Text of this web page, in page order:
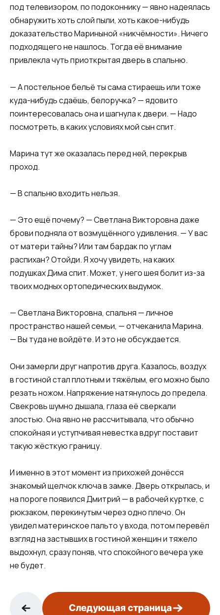
под телевизором, по подоконнику — явно надеялась
обнаружить хоть слой пыли, хоть какое-нибудь
доказательство Мариныной «никчёмности». Ничего
подходящего не нашлось. Тогда её внимание
привлекла чуть приоткрытая дверь в спальню.
— А постельное бельё ты сама стираешь или тоже
куда-нибудь сдаёшь, белоручка? — ядовито
поинтересовалась она и шагнула к двери. — Надо
посмотреть, в каких условиях мой сын спит.
Марина тут же оказалась перед ней, перекрыв
проход.
— В спальню входить нельзя.
— Это ещё почему? — Светлана Викторовна даже
брови подняла от возмущённого удивления. — У вас
от матери тайны? Или там бардак по углам
распихан? Отойди. Я хочу увидеть, на каких
подушках Дима спит. Может, у него шея болит из-за
твоих модных ортопедических выдумок.
— Светлана Викторовна, спальня — личное
пространство нашей семьи, — отчеканила Марина.
— Вы туда не войдёте. И это не обсуждается.
Они замерли друг напротив друга. Казалось, воздух
в гостиной стал плотным и тяжёлым, его можно было
резать ножом. Напряжение натянулось до предела.
Свекровь шумно дышала, глаза её сверкали
злостью. Она явно не рассчитывала, что обычно
спокойная и уступчивая невестка вдруг поставит
такую жёсткую границу.
И именно в этот момент из прихожей донёсся
знакомый щелчок ключа в замке. Дверь открылась, и
на пороге появился Дмитрий — в рабочей куртке, с
рюкзаком, перекинутым через одно плечо. Он
увидел материнское пальто у входа, потом перевёл
взгляд на застывших в гостиной женщин и тяжело
выдохнул, сразу поняв, что спокойного вечера уже
не будет.
Следующая страница